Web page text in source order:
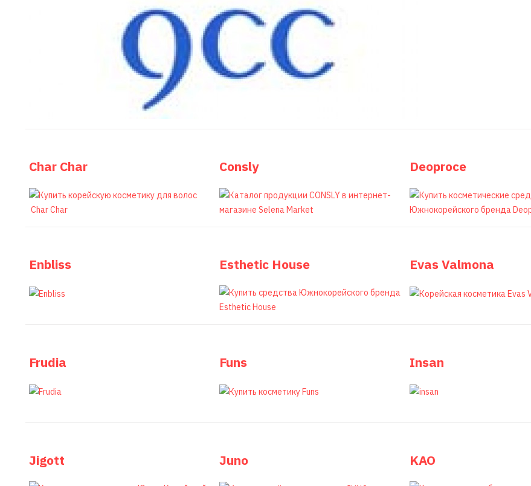
Char Char Consly Deoproce
Enbliss Esthetic House Evas Valmona
Frudia Funs Insan
Jigott Juno KAO